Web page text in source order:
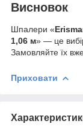
Висновок
Шпалери «
1,06 м» — це
Замовляйте їх
Приховати